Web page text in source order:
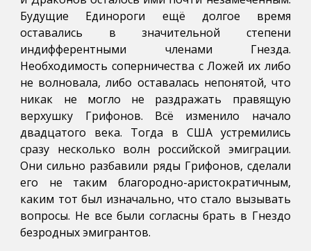
Будущие Единороги ещё долгое время
оставались в значительной степени
индифферентными членами Гнезда.
Необходимость соперничества с Ложей их либо
не волновала, либо оставалась непонятой, что
никак не могло не раздражать правящую
верхушку Грифонов. Всё изменило начало
двадцатого века. Тогда в США устремились
сразу несколько волн российской эмиграции.
Они сильно разбавили ряды Грифонов, сделали
его не таким благородно-аристократичным,
каким тот был изначально, что стало вызывать
вопросы. Не все были согласны брать в Гнездо
безродных эмигрантов.